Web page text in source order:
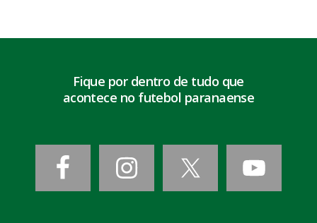
Fique por dentro de tudo que
acontece no futebol paranaense